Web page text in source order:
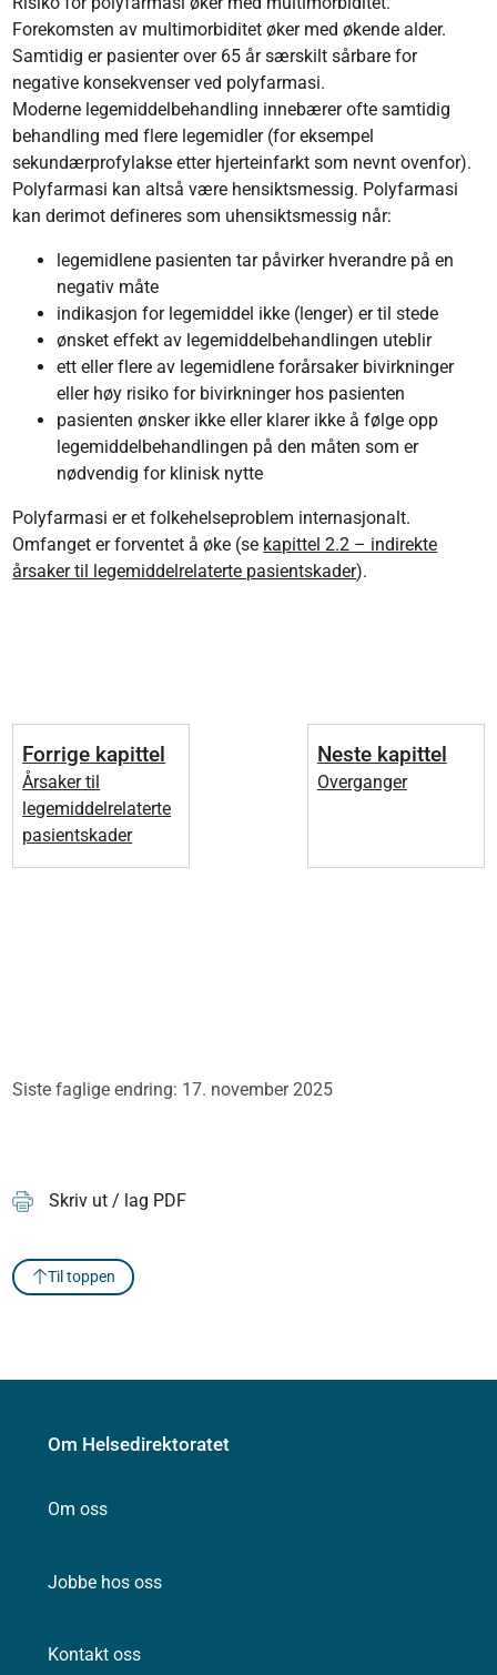
Forekomsten av multimorbiditet øker med økende alder.
Samtidig er pasienter over 65 år særskilt sårbare for
negative konsekvenser ved polyfarmasi.
Moderne legemiddelbehandling innebærer ofte samtidig
behandling med flere legemidler (for eksempel
sekundærprofylakse etter hjerteinfarkt som nevnt ovenfor).
Polyfarmasi kan altså være hensiktsmessig. Polyfarmasi
kan derimot defineres som uhensiktsmessig når:
legemidlene pasienten tar påvirker hverandre på en
negativ måte
indikasjon for legemiddel ikke (lenger) er til stede
ønsket effekt av legemiddelbehandlingen uteblir
ett eller flere av legemidlene forårsaker bivirkninger
eller høy risiko for bivirkninger hos pasienten
pasienten ønsker ikke eller klarer ikke å følge opp
legemiddelbehandlingen på den måten som er
nødvendig for klinisk nytte
Polyfarmasi er et folkehelseproblem internasjonalt.
Omfanget er forventet å øke (se kapittel 2.2 – indirekte
årsaker til legemiddelrelaterte pasientskader).
Forrige kapittel
Årsaker til
legemiddelrelaterte
pasientskader
Neste kapittel
Overganger
Siste faglige endring: 17. november 2025
Skriv ut / lag PDF
Til toppen
Om Helsedirektoratet
Om oss
Jobbe hos oss
Kontakt oss